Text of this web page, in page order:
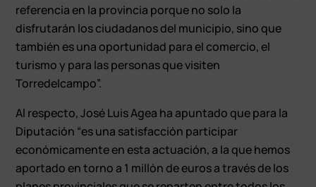
referencia en la provincia porque no solo la
disfrutarán los ciudadanos del municipio, sino que
también es una oportunidad para el comercio, el
turismo y para las personas que visiten
Torredelcampo”.
Al respecto, José Luis Agea ha apuntado que para la
Diputación “es una satisfacción participar
económicamente en esta actuación, a la que hemos
aportado en torno a 1 millón de euros a través de los